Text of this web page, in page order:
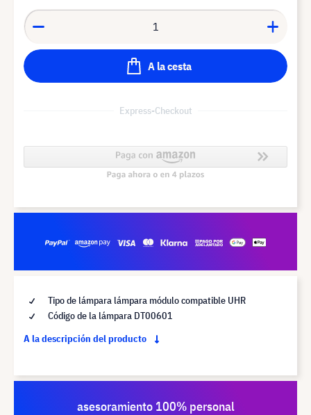
A la cesta
Express-Checkout
Tipo de lámpara lámpara módulo compatible UHR
Código de la lámpara DT00601
A la descripción del producto
asesoramiento 100% personal